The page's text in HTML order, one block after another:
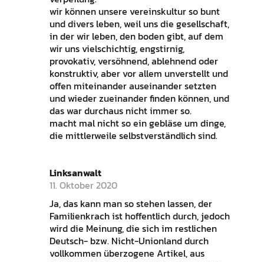
wir können unsere vereinskultur so bunt
und divers leben, weil uns die gesellschaft,
in der wir leben, den boden gibt, auf dem
wir uns vielschichtig, engstirnig,
provokativ, versöhnend, ablehnend oder
konstruktiv, aber vor allem unverstellt und
offen miteinander auseinander setzten
und wieder zueinander finden können, und
das war durchaus nicht immer so.
macht mal nicht so ein gebläse um dinge,
die mittlerweile selbstverständlich sind.
Linksanwalt
11. Oktober 2020
Ja, das kann man so stehen lassen, der
Familienkrach ist hoffentlich durch, jedoch
wird die Meinung, die sich im restlichen
Deutsch- bzw. Nicht-Unionland durch
vollkommen überzogene Artikel, aus